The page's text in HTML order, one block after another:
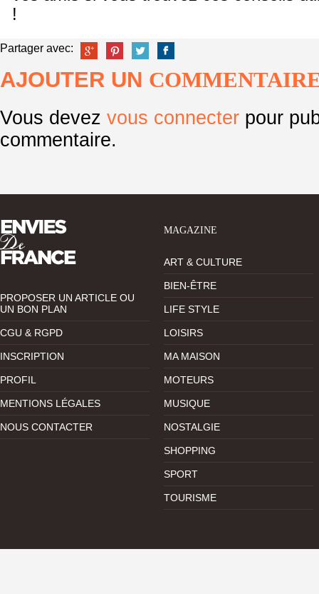
!
Partager avec:
AJOUTER UN
Vous devez vous connecter pour
commentaire.
PROPOSER UN ARTICLE OU
UN BON PLAN
CGU & RGPD
INSCRIPTION
PROFIL
MENTIONS LÉGALES
NOUS CONTACTER
MAGAZINE
ART & CULTURE
BIEN-ÊTRE
LIFE STYLE
LOISIRS
MA MAISON
MOTEURS
MUSIQUE
NOSTALGIE
SHOPPING
SPORT
TOURISME